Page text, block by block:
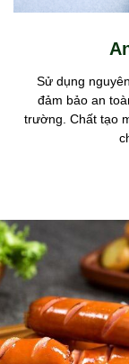
Sử dụng
đảm bảo an
trường. Chất tạo